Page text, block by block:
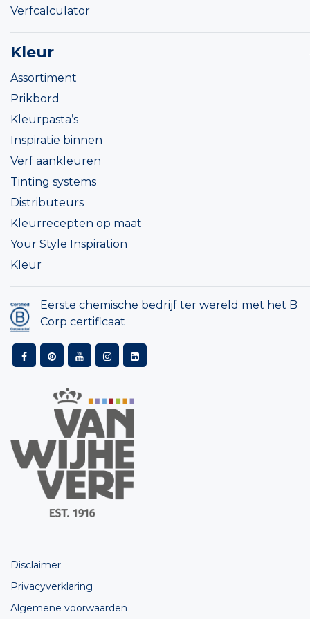
Verfcalculator
Kleur
Assortiment
Prikbord
Kleurpasta’s
Inspiratie binnen
Verf aankleuren
Tinting systems
Distributeurs
Kleurrecepten op maat
Your Style Inspiration
Kleur
Eerste chemische bedrijf ter wereld met het B
Corp certificaat
Disclaimer
Privacyverklaring
Algemene voorwaarden